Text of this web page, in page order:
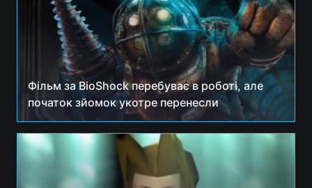
Фільм за BioShock перебуває в роботі, але
початок зйомок укотре перенесли